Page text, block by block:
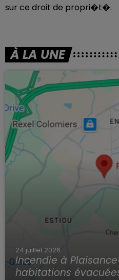
sur ce droit de propri�t�.
À LA UNE
24 juillet 2026
Incendie à
habitations